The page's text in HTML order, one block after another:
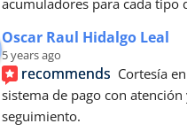
acumuladores para cada tipo
Oscar Raul Hidalgo Leal
5 years ago
recommends Cortesía
sistema de pago con atención
seguimiento.